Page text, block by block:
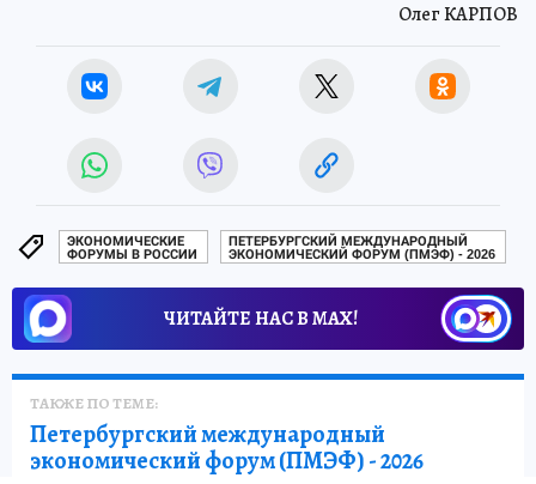
Олег КАРПОВ
ЭКОНОМИЧЕСКИЕ
ФОРУМЫ В РОССИИ
ПЕТЕРБУРГСКИЙ МЕЖДУНАРОДНЫЙ
ЭКОНОМИЧЕСКИЙ ФОРУМ (ПМЭФ) - 2026
ЧИТАЙТЕ НАС В МАХ!
ТАКЖЕ ПО ТЕМЕ:
Петербургский международный
экономический форум (ПМЭФ) - 2026